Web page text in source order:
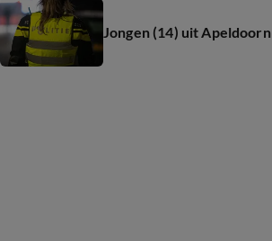
Jongen (14) uit